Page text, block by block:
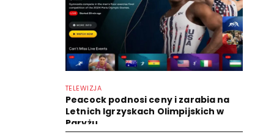
TELEWIZJA
Peacock podnosi ceny i zarabia na
Letnich Igrzyskach Olimpijskich w
Paryżu